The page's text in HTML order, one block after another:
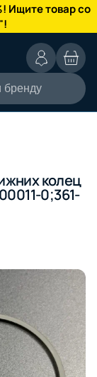
Ищите товар со
бренду
колец
0;361-